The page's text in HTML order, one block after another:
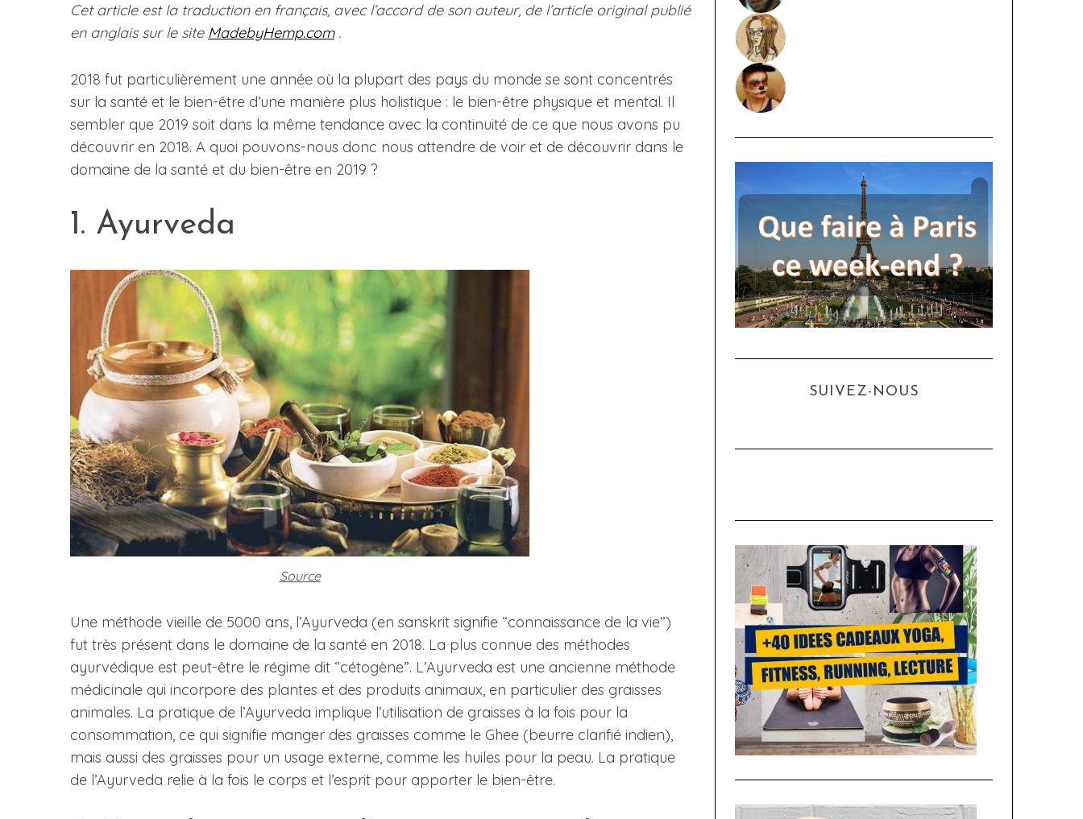
Cet article est la traduction en français, avec l’accord de son auteur, de l’article original publié
en anglais sur le site MadebyHemp.com.
2018 fut particulièrement une année où la plupart des pays du monde se sont concentrés
sur la santé et le bien-être d’une manière plus holistique : le bien-être physique et mental. Il
sembler que 2019 soit dans la même tendance avec la continuité de ce que nous avons pu
découvrir en 2018. A quoi pouvons-nous donc nous attendre de voir et de découvrir dans le
domaine de la santé et du bien-être en 2019 ?
1. Ayurveda
Source
Une méthode vieille de 5000 ans, l’Ayurveda (en sanskrit signifie “connaissance de la vie”)
fut très présent dans le domaine de la santé en 2018. La plus connue des méthodes
ayurvédique est peut-être le régime dit “cétogène”. L’Ayurveda est une ancienne méthode
médicinale qui incorpore des plantes et des produits animaux, en particulier des graisses
animales. La pratique de l’Ayurveda implique l’utilisation de graisses à la fois pour la
consommation, ce qui signifie manger des graisses comme le Ghee (beurre clarifié indien),
mais aussi des graisses pour un usage externe, comme les huiles pour la peau. La pratique
de l’Ayurveda relie à la fois le corps et l’esprit pour apporter le bien-être.
SUIVEZ-NOUS
S
h
o
r
: